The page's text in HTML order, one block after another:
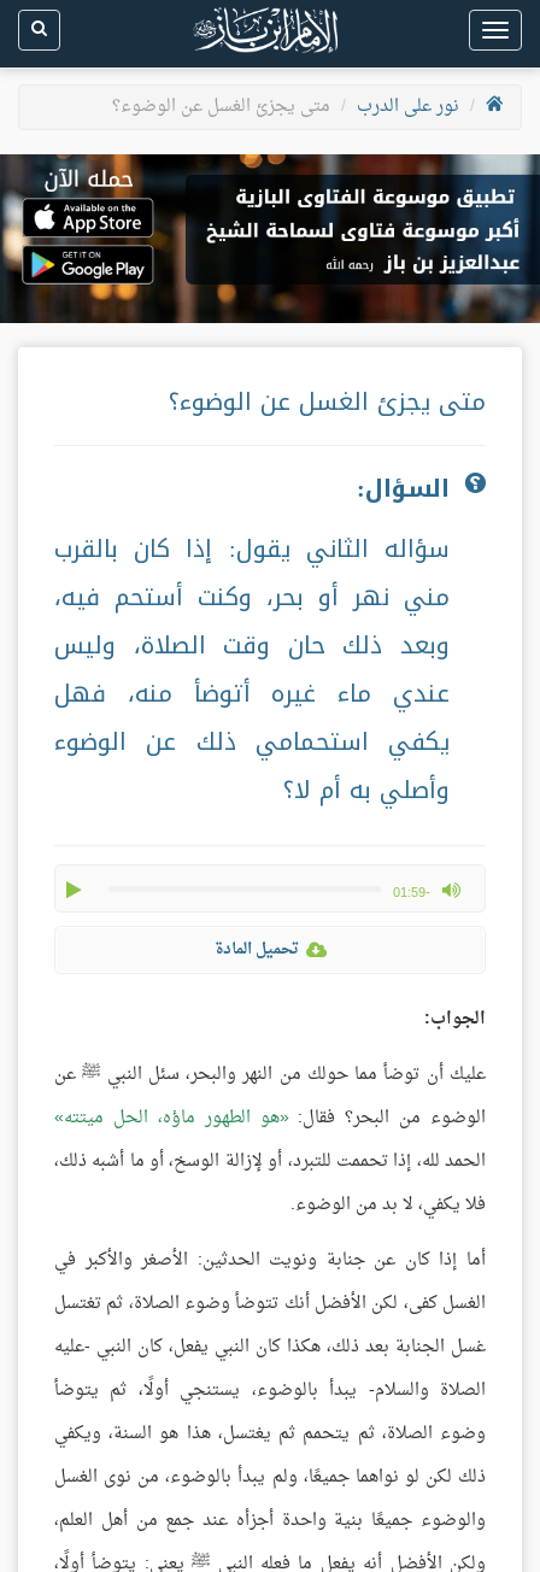
Toggle
navigation
نور على الدرب
متى يجزئ الغسل عن الوضوء؟
متى يجزئ الغسل عن الوضوء؟
السؤال:
سؤاله الثاني يقول: إذا كان بالقرب
مني نهر أو بحر، وكنت أستحم فيه،
وبعد ذلك حان وقت الصلاة، وليس
عندي ماء غيره أتوضأ منه، فهل
يكفي استحمامي ذلك عن الوضوء
وأصلي به أم لا؟
-01:59
max volume
تحميل المادة
الجواب:
عليك أن توضأ مما حولك من النهر والبحر، سئل النبي ﷺ عن
الوضوء من البحر؟ فقال: هو الطهور ماؤه، الحل ميتته
الحمد لله، إذا تحممت للتبرد، أو لإزالة الوسخ، أو ما أشبه ذلك،
فلا يكفي، لا بد من الوضوء.
أما إذا كان عن جنابة ونويت الحدثين: الأصغر والأكبر في
الغسل كفى، لكن الأفضل أنك تتوضأ وضوء الصلاة، ثم تغتسل
غسل الجنابة بعد ذلك، هكذا كان النبي يفعل، كان النبي -عليه
الصلاة والسلام- يبدأ بالوضوء، يستنجي أولًا، ثم يتوضأ
وضوء الصلاة، ثم يتحمم ثم يغتسل، هذا هو السنة، ويكفي
ذلك لكن لو نواهما جميعًا، ولم يبدأ بالوضوء، من نوى الغسل
والوضوء جميعًا بنية واحدة أجزأه عند جمع من أهل العلم،
ولكن الأفضل أنه يفعل ما فعله النبي ﷺ يعني: يتوضأ أولًا،